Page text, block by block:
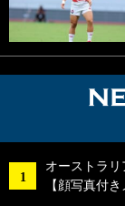
オーストラリ
【顔写真付